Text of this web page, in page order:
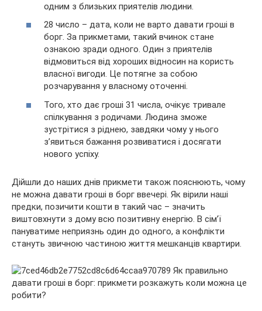
одним з близьких приятелів людини.
28 число – дата, коли не варто давати гроші в
борг. За прикметами, такий вчинок стане
ознакою зради одного. Один з приятелів
відмовиться від хороших відносин на користь
власної вигоди. Це потягне за собою
розчарування у власному оточенні.
Того, хто дає гроші 31 числа, очікує тривале
спілкування з родичами. Людина зможе
зустрітися з ріднею, завдяки чому у нього
з’явиться бажання розвиватися і досягати
нового успіху.
Дійшли до наших днів прикмети також пояснюють, чому
не можна давати гроші в борг ввечері. Як вірили наші
предки, позичити кошти в такий час – значить
виштовхнути з дому всю позитивну енергію. В сім’ї
пануватиме неприязнь один до одного, а конфлікти
стануть звичною частиною життя мешканців квартири.